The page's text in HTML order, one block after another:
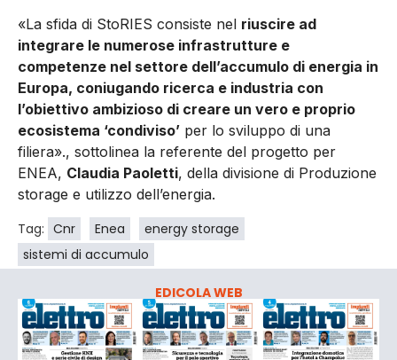
«La sfida di StoRIES consiste nel riuscire ad
integrare le numerose infrastrutture e
competenze nel settore dell’accumulo di energia in
Europa, coniugando ricerca e industria con
l’obiettivo ambizioso di creare un vero e proprio
ecosistema ‘condiviso’ per lo sviluppo di una
filiera»., sottolinea la referente del progetto per
ENEA, Claudia Paoletti, della divisione di Produzione
storage e utilizzo dell’energia.
Tag: Cnr Enea
energy storage
sistemi di accumulo
EDICOLA WEB